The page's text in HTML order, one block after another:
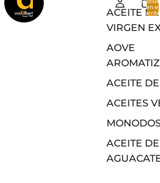
ACEITE
VIRGEN
AOVE
ACEITE
ACEITES
ACEITE DE
en el